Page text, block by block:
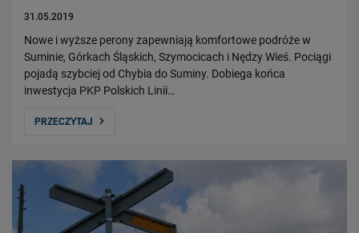
31.05.2019
Nowe i wyższe perony zapewniają komfortowe podróże w
Suminie, Górkach Śląskich, Szymocicach i Nędzy Wieś. Pociągi
pojadą szybciej od Chybia do Suminy. Dobiega końca
inwestycja PKP Polskich Linii…
PRZECZYTAJ